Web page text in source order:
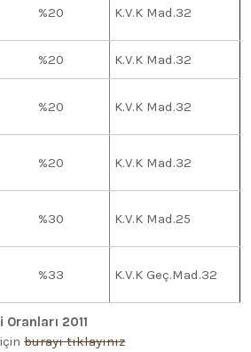
%20 K.V.K Mad.32
%20 K.V.K Mad.32
%20 K.V.K Mad.32
%20 K.V.K Mad.32
%30 K.V.K Mad.25
%33 K.V.K Geç.Mad.32
2011
içinburayı tıklayınız